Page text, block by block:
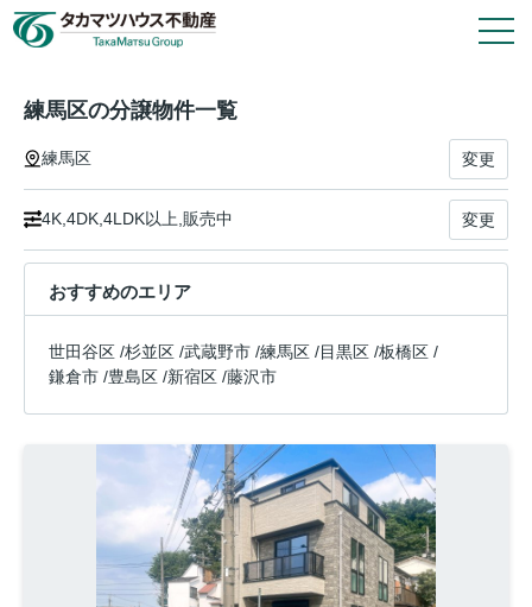
タカマツハウス物件
その他の仲介物件はこちら
タカマツハウス分譲物件のご案内や各種お手続き
は、タカマツハウス不動産株式会社が窓口として
対応いたします。
練馬区の分譲物件一覧
練馬区 変更
4K,4DK,4LDK以上,販売中 変更
おすすめのエリア
世田谷区 /杉並区 /武蔵野市 /練馬区 /目黒区 /板橋区 /
鎌倉市 /豊島区 /新宿区 /藤沢市
1件 1 戸